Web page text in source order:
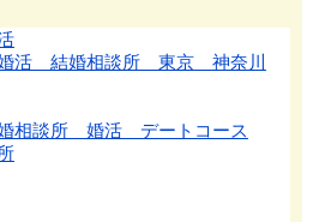
活 結婚相談所 東京 神奈川
談所 婚活 デートコース